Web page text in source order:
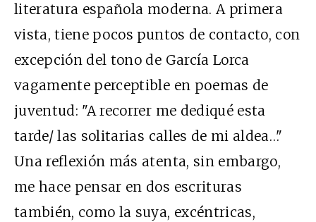
literatura española moderna. A primera
vista, tiene pocos puntos de contacto, con
excepción del tono de García Lorca
vagamente perceptible en poemas de
juventud: "A recorrer me dediqué esta
tarde/ las solitarias calles de mi aldea…"
Una reflexión más atenta, sin embargo,
me hace pensar en dos escrituras
también, como la suya, excéntricas,